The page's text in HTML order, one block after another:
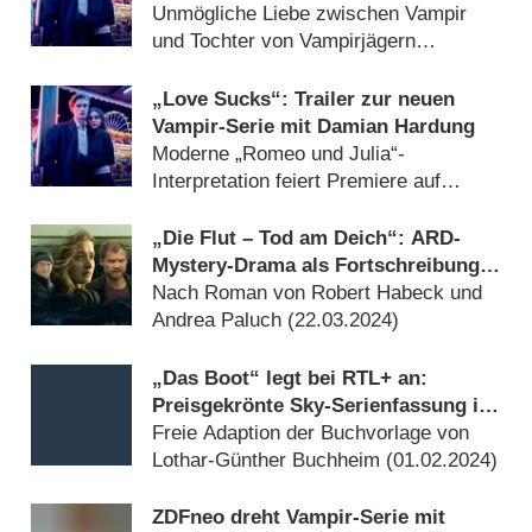
Hardung verkündet
Unmögliche Liebe zwischen Vampir
und Tochter von Vampirjägern
„Love Sucks“: Trailer zur neuen
Vampir-Serie mit Damian Hardung
Moderne „Romeo und Julia“-
Interpretation feiert Premiere auf
„Die Flut – Tod am Deich“: ARD-
Mystery-Drama als Fortschreibung
zu Theodor Storms „Der
Schimmelreiter“
Nach Roman von Robert Habeck und
Andrea Paluch (22.03.2024)
„Das Boot“ legt bei RTL+ an:
Preisgekrönte Sky-Serienfassung in
Kürze verfügbar
Freie Adaption der Buchvorlage von
Lothar-Günther Buchheim (01.02.2024)
ZDFneo dreht Vampir-Serie mit